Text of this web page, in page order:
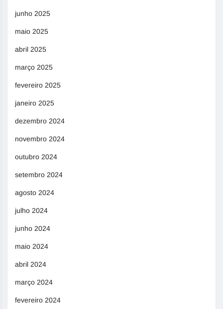
junho 2025
maio 2025
abril 2025
março 2025
fevereiro 2025
janeiro 2025
dezembro 2024
novembro 2024
outubro 2024
setembro 2024
agosto 2024
julho 2024
junho 2024
maio 2024
abril 2024
março 2024
fevereiro 2024